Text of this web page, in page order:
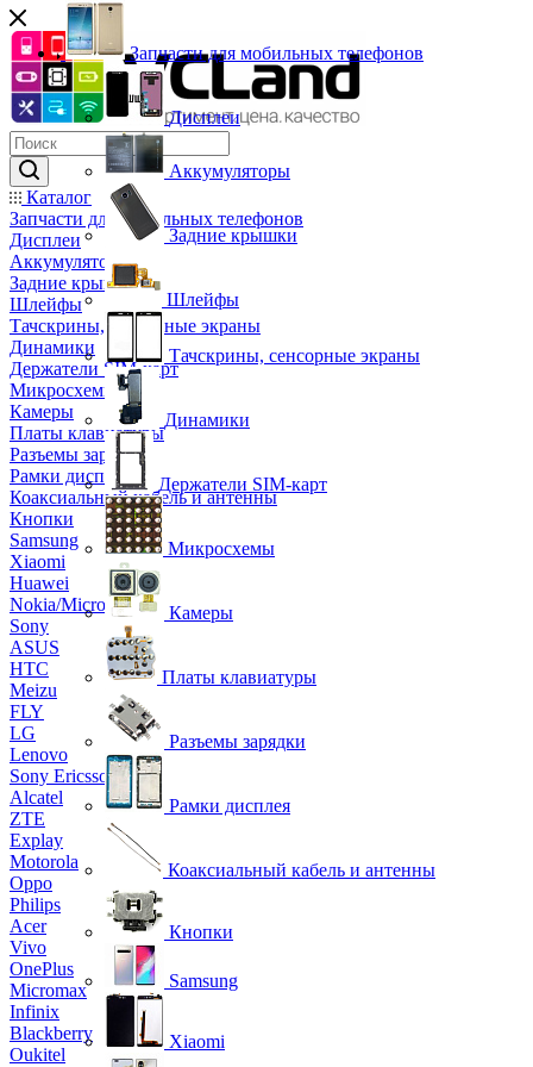
Каталог
Запчасти для мобильных телефонов
Дисплеи
Аккумуляторы
Задние крышки
Шлейфы
Тачскрины, сенсорные экраны
Динамики
Держатели SIM-карт
Микросхемы
Камеры
Платы клавиатуры
Разъемы зарядки
Рамки дисплея
Коаксиальный кабель и антенны
Кнопки
Samsung
Xiaomi
Huawei
Nokia/Microsoft
Sony
ASUS
HTC
Meizu
FLY
LG
Lenovo
Sony Ericsson
Alcatel
ZTE
Explay
Motorola
Oppo
Philips
Acer
Vivo
OnePlus
Micromax
Infinix
Blackberry
Oukitel
Запчасти для мобильных телефонов
Дисплеи
Аккумуляторы
Задние крышки
Шлейфы
Тачскрины, сенсорные экраны
Динамики
Держатели SIM-карт
Микросхемы
Камеры
Платы клавиатуры
Разъемы зарядки
Рамки дисплея
Коаксиальный кабель и антенны
Кнопки
Samsung
Xiaomi